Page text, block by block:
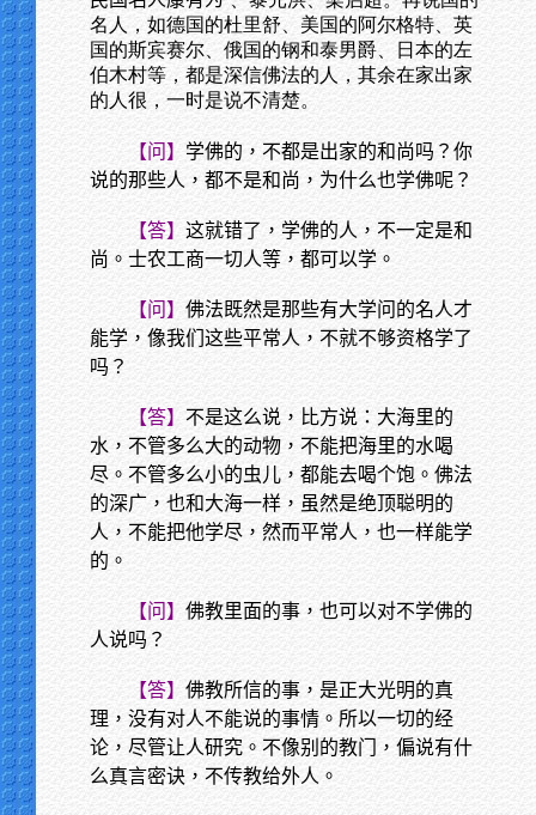
名人，如德国的杜里舒、美国的阿尔格特、英
国的斯宾赛尔、俄国的钢和泰男爵、日本的左
伯木村等，都是深信佛法的人，其余在家出家
的人很，一时是说不清楚。
【问】 学佛的，不都是出家的和尚吗？你
说的那些人，都不是和尚，为什么也学佛呢？
【答】 这就错了，学佛的人，不一定是和
尚。士农工商一切人等，都可以学。
【问】 佛法既然是那些有大学问的名人才
能学，像我们这些平常人，不就不够资格学了
吗？
【答】 不是这么说，比方说：大海里的
水，不管多么大的动物，不能把海里的水喝
尽。不管多么小的虫儿，都能去喝个饱。佛法
的深广，也和大海一样，虽然是绝顶聪明的
人，不能把他学尽，然而平常人，也一样能学
的。
【问】 佛教里面的事，也可以对不学佛的
人说吗？
【答】 佛教所信的事，是正大光明的真
理，没有对人不能说的事情。所以一切的经
论，尽管让人研究。不像别的教门，偏说有什
么真言密诀，不传教给外人。